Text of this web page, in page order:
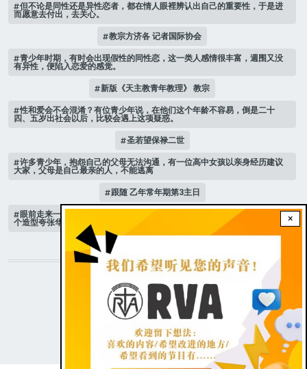
×
但不论是同性还是异性恋者，都在情人眼裡辨认出自己的重要性，于是进
而愿意去付出，去关心。
教宗方济各 记者国际协会
青少年时期，有时会出现假性的同性恋，这一类人感情很丰富，週围又没
有异性，便陷入恋爱的感觉。
新版《天主教青年教理》 教宗
性和爱会不会混淆？有位青少年说，在他们这个年龄不容易，倒是二十
四、五岁出社会以后，比较会遇上这项疑惑。
圣若望保禄二世
许多青少年，抱怨自己的父母无法沟通，有一位高中女孩以亲身经历建议
大家，父母是自己最亲的人，不能逃离
跟随 乙年常年期第3主日
眼前走来一位魔女，可爱的妖媚中带点邪恶，身上穿著宫廷的小丑服，整
个造型夸张华丽，非常特殊。
STAY CONNECTED WITH US!